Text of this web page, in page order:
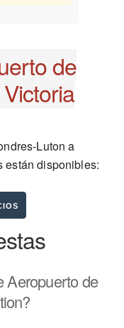
de
Victoria
Luton a
están disponibles:
Aeropuerto de